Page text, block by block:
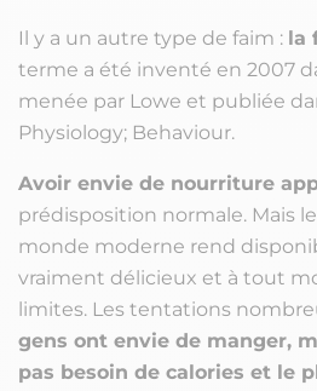
Il y a un autre type de faim : la
terme a été inventé en 2007
menée par Lowe et publiée
Physiology; Behaviour.
Avoir envie de nourriture
prédisposition normale. Mais
monde moderne rend
vraiment délicieux et à tout
limites. Les tentations
gens ont envie de manger,
pas besoin de calories et le